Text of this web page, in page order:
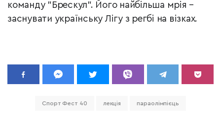
команду "Брескул". Його найбільша мрія –
заснувати українську Лігу з регбі на візках.
Спорт Фест 40 лекція параолімпієць